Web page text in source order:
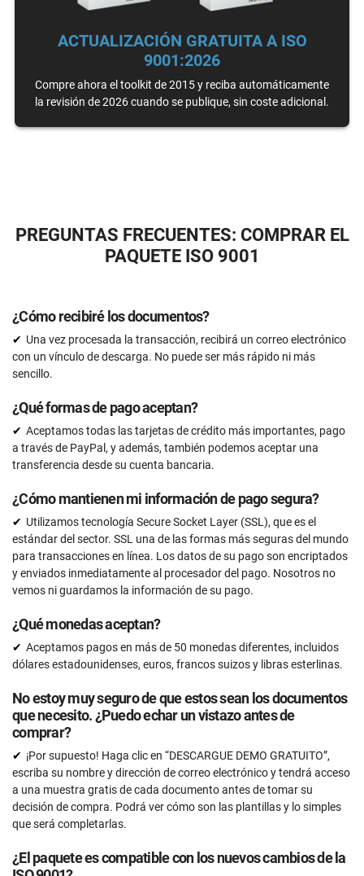
Herramienta de Análisis de Brecha en ISO 9001
Soporte a través de correo-e
Asistencia personalizada con un experto en ISO 9001
15 horas
Revisión de expertos (documentos completos)
SOLICÍTELO AHORA
ACTUALIZACIÓN GRATUITA A ISO
9001:2026
Compre ahora el toolkit de 2015 y reciba automáticamente
la revisión de 2026 cuando se publique, sin coste adicional.
PREGUNTAS FRECUENTES: COMPRAR EL
PAQUETE ISO 9001
¿Cómo recibiré los documentos?
Una vez procesada la transacción, recibirá un correo electrónico
con un vínculo de descarga. No puede ser más rápido ni más
sencillo.
¿Qué formas de pago aceptan?
Aceptamos todas las tarjetas de crédito más importantes, pago
a través de PayPal, y además, también podemos aceptar una
transferencia desde su cuenta bancaria.
¿Cómo mantienen mi información de pago segura?
Utilizamos tecnología Secure Socket Layer (SSL), que es el
estándar del sector. SSL una de las formas más seguras del mundo
para transacciones en línea. Los datos de su pago son encriptados
y enviados inmediatamente al procesador del pago. Nosotros no
vemos ni guardamos la información de su pago.
¿Qué monedas aceptan?
Aceptamos pagos en más de 50 monedas diferentes, incluidos
dólares estadounidenses, euros, francos suizos y libras esterlinas.
No estoy muy seguro de que estos sean los documentos
que necesito. ¿Puedo echar un vistazo antes de
comprar?
¡Por supuesto! Haga clic en “DESCARGUE DEMO GRATUITO”,
escriba su nombre y dirección de correo electrónico y tendrá acceso
a una muestra gratis de cada documento antes de tomar su
decisión de compra. Podrá ver cómo son las plantillas y lo simples
que será completarlas.
¿El paquete es compatible con los nuevos cambios de la